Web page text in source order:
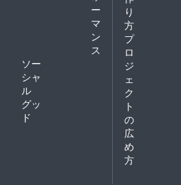
ー
マ
ン
ス
ソー
シャ
ル
グッ
ド
り
方
プ
ロ
ジ
ェ
ク
ト
の
広
め
方